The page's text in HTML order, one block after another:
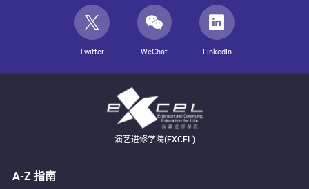
Twitter WeChat LinkedIn
演艺进修学院(EXCEL)
A-Z 指南